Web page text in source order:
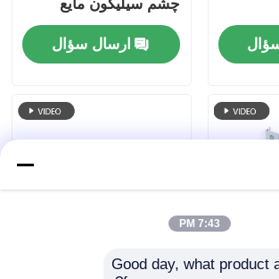
چشم سیلیکون مایع
ارسال سؤال
7:43 PM
Good day, what product